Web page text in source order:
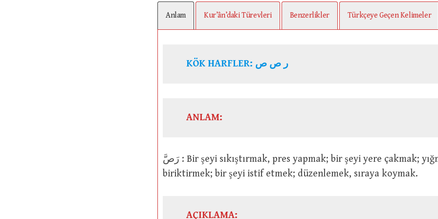
Anlam Kur’ân’daki Türevleri Benzerlikler Türkçeye Geçen Kelimeler
KÖK HARFLER: ر ص ص
ANLAM:
رَصَّ : Bir şeyi sıkıştırmak, pres yapmak; bir şeyi yere çakmak; yığmak,
biriktirmek; bir şeyi istif etmek; düzenlemek, sıraya koymak.
AÇIKLAMA: